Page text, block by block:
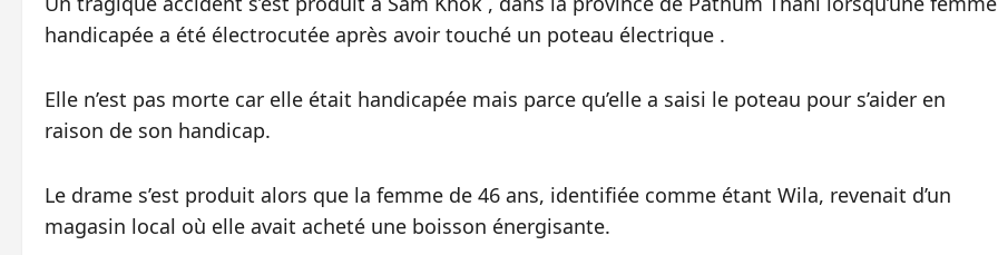
handicapée a été électrocutée après avoir touché un poteau électrique .
Elle n’est pas morte car elle était handicapée mais parce qu’elle a saisi le poteau pour s’aider en
raison de son handicap.
Le drame s’est produit alors que la femme de 46 ans, identifiée comme étant Wila, revenait d’un
magasin local où elle avait acheté une boisson énergisante.